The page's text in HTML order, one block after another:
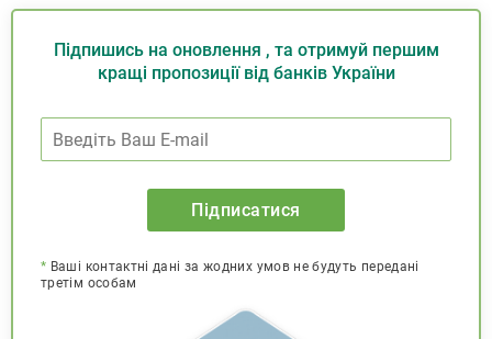
Підпишись на оновлення , та отримуй першим
кращі пропозиції від банків України
Підписатися
* Ваші контактні дані за жодних умов не будуть передані
третім особам